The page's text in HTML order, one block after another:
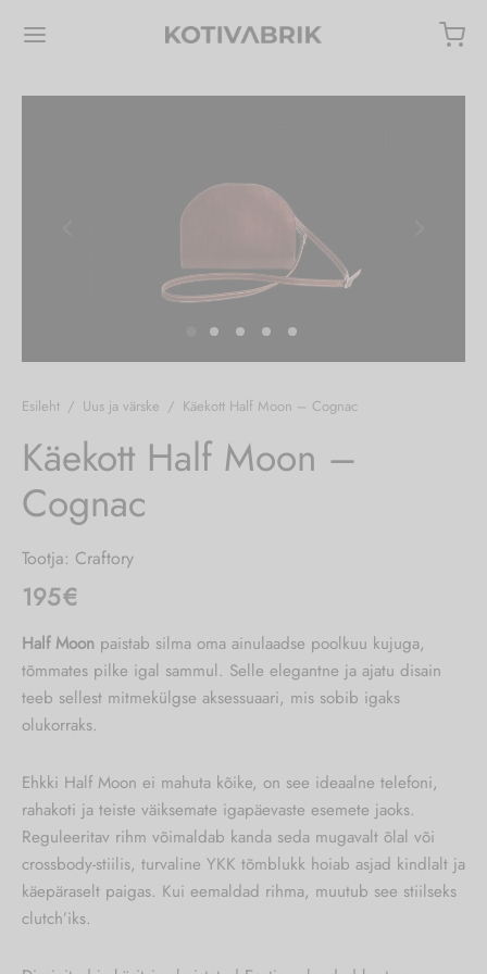
Esileht / Uus ja värske / Käekott Half Moon – Cognac
Käekott Half Moon –
Cognac
Tootja: Craftory
195€
Half Moon paistab silma oma ainulaadse poolkuu kujuga,
tõmmates pilke igal sammul. Selle elegantne ja ajatu disain
teeb sellest mitmekülgse aksessuaari, mis sobib igaks
olukorraks.
Ehkki Half Moon ei mahuta kõike, on see ideaalne telefoni,
rahakoti ja teiste väiksemate igapäevaste esemete jaoks.
Reguleeritav rihm võimaldab kanda seda mugavalt õlal või
crossbody-stiilis, turvaline YKK tõmblukk hoiab asjad kindlalt ja
käepäraselt paigas. Kui eemaldad rihma, muutub see stiilseks
clutch’iks.
ja muu
kotid